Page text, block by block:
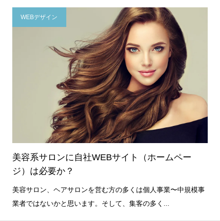
WEBデザイン
美容系サロンに自社WEBサイト（ホームペー
ジ）は必要か？
美容サロン、ヘアサロンを営む方の多くは個人事業〜中規模事
業者ではないかと思います。そして、集客の多く...